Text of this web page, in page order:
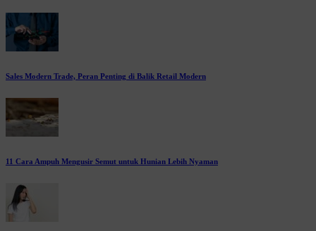
Sales Modern Trade, Peran Penting di Balik Retail Modern
11 Cara Ampuh Mengusir Semut untuk Hunian Lebih Nyaman